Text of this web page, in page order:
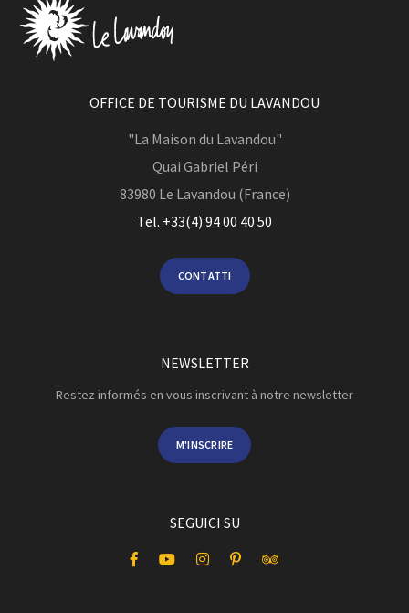
OFFICE DE TOURISME DU LAVANDOU
"La Maison du Lavandou"
Quai Gabriel Péri
83980 Le Lavandou (France)
Tel. +33(4) 94 00 40 50
CONTATTI
NEWSLETTER
Restez informés en vous inscrivant à notre newsletter
M'INSCRIRE
SEGUICI SU